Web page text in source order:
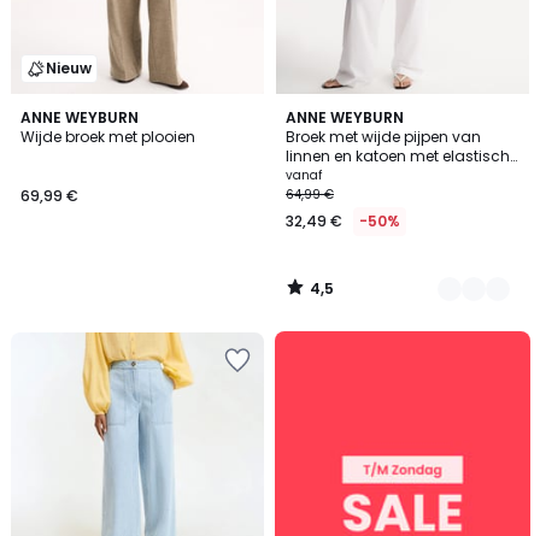
Nieuw
ANNE WEYBURN
Wijde broek met plooien
69,99 €
ANNE WEYBURN
Broek met wijde pijpen van
linnen en katoen met elastische
tailleband
vanaf
64,99 €
32,49 € -50%
4,5
/ 5
3
Kleuren
4,5
/
SALE
artikelen*